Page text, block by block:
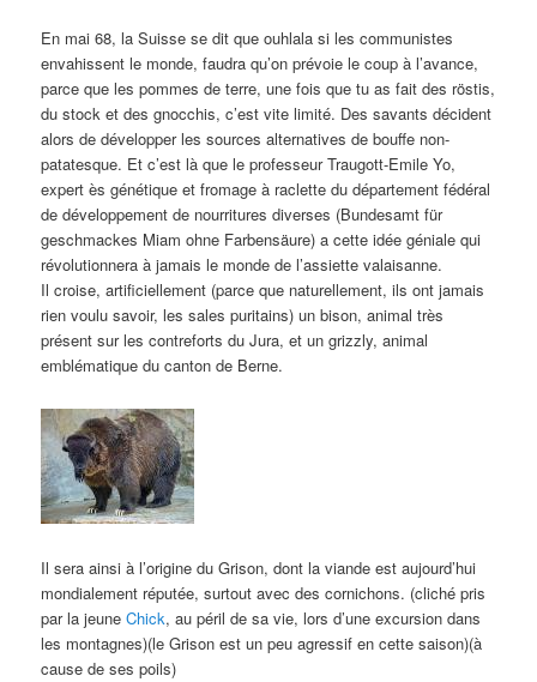
En mai 68, la Suisse se dit que ouhlala si les communistes
envahissent le monde, faudra qu’on prévoie le coup à l’avance,
parce que les pommes de terre, une fois que tu as fait des röstis,
du stock et des gnocchis, c’est vite limité. Des savants décident
alors de développer les sources alternatives de bouffe non-
patatesque. Et c’est là que le professeur Traugott-Emile Yo,
expert ès génétique et fromage à raclette du département fédéral
de développement de nourritures diverses (Bundesamt für
geschmackes Miam ohne Farbensäure) a cette idée géniale qui
révolutionnera à jamais le monde de l’assiette valaisanne.
Il croise, artificiellement (parce que naturellement, ils ont jamais
rien voulu savoir, les sales puritains) un bison, animal très
présent sur les contreforts du Jura, et un grizzly, animal
emblématique du canton de Berne.
Il sera ainsi à l’origine du Grison, dont la viande est aujourd’hui
mondialement réputée, surtout avec des cornichons. (cliché pris
par la jeuneChick, au péril de sa vie, lors d’une excursion dans
les montagnes)(le Grison est un peu agressif en cette saison)(à
cause de ses poils)